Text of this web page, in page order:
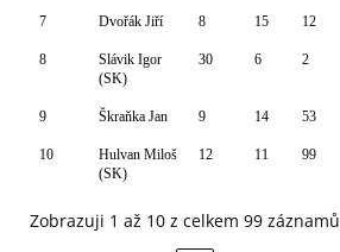
7 Dvořák Jiří 8 15 12
8
Slávik Igor
(SK)
30 6 2
9 Škraňka Jan 9 14 53
10
Hulvan Miloš
(SK)
12 11 99
Zobrazuji 1 až 10 z celkem 99 záznamů